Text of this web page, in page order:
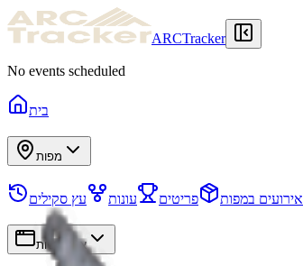
ARCTracker
No events scheduled
בית
מפות
אירועים במפות פריטים עונות עץ סקילים
אפליקציות